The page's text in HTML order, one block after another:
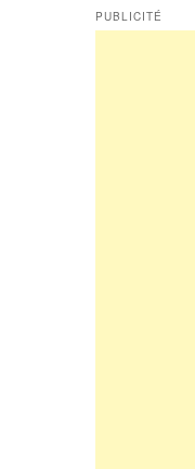
PUBLICITÉ